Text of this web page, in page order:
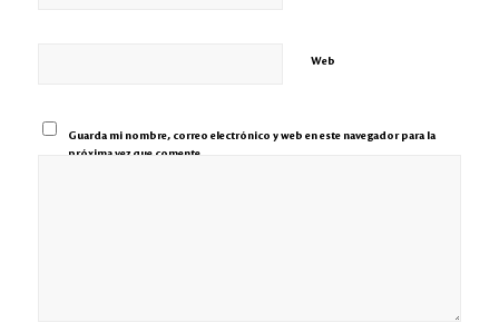
Web
Guarda mi nombre, correo electrónico y web en este navegador para la
próxima vez que comente.